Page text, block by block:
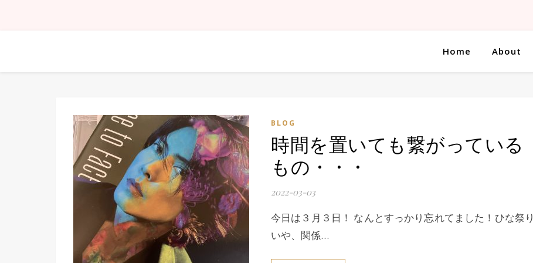
Home About
BLOG
時間を置いても繋がっている
もの・・・
2022-03-03
今日は３月３日！ なんとすっかり忘れてました！ひな祭り
いや、関係…